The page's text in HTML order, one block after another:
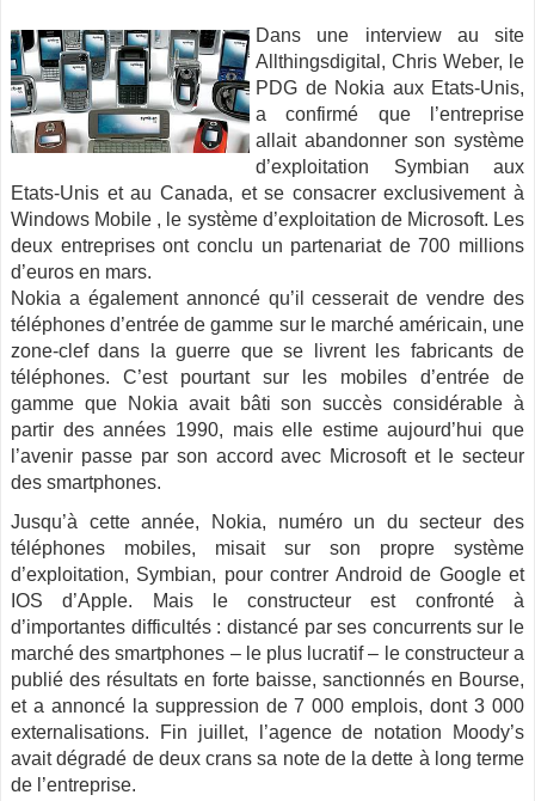
Dans une interview au site
Allthingsdigital, Chris Weber, le
PDG de Nokia aux Etats-Unis,
a confirmé que l’entreprise
allait abandonner son système
d’exploitation Symbian aux
Etats-Unis et au Canada, et se consacrer exclusivement à
Windows Mobile , le système d’exploitation de Microsoft. Les
deux entreprises ont conclu un partenariat de 700 millions
d’euros en mars.
Nokia a également annoncé qu’il cesserait de vendre des
téléphones d’entrée de gamme sur le marché américain, une
zone-clef dans la guerre que se livrent les fabricants de
téléphones. C’est pourtant sur les mobiles d’entrée de
gamme que Nokia avait bâti son succès considérable à
partir des années 1990, mais elle estime aujourd’hui que
l’avenir passe par son accord avec Microsoft et le secteur
des smartphones.
Jusqu’à cette année, Nokia, numéro un du secteur des
téléphones mobiles, misait sur son propre système
d’exploitation, Symbian, pour contrer Android de Google et
IOS d’Apple. Mais le constructeur est confronté à
d’importantes difficultés : distancé par ses concurrents sur le
marché des smartphones – le plus lucratif – le constructeur a
publié des résultats en forte baisse, sanctionnés en Bourse,
et a annoncé la suppression de 7 000 emplois, dont 3 000
externalisations. Fin juillet, l’agence de notation Moody’s
avait dégradé de deux crans sa note de la dette à long terme
de l’entreprise.